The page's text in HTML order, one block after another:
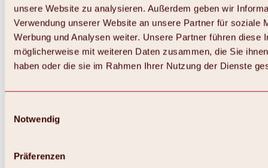
unsere Website zu analysieren. Außerdem geben wir
Verwendung unserer Website an unsere Partner für soziale
Werbung und Analysen weiter. Unsere Partner führen diese
möglicherweise mit weiteren Daten zusammen, die Sie
haben oder die sie im Rahmen Ihrer Nutzung der Dienste
Notwendig
Präferenzen